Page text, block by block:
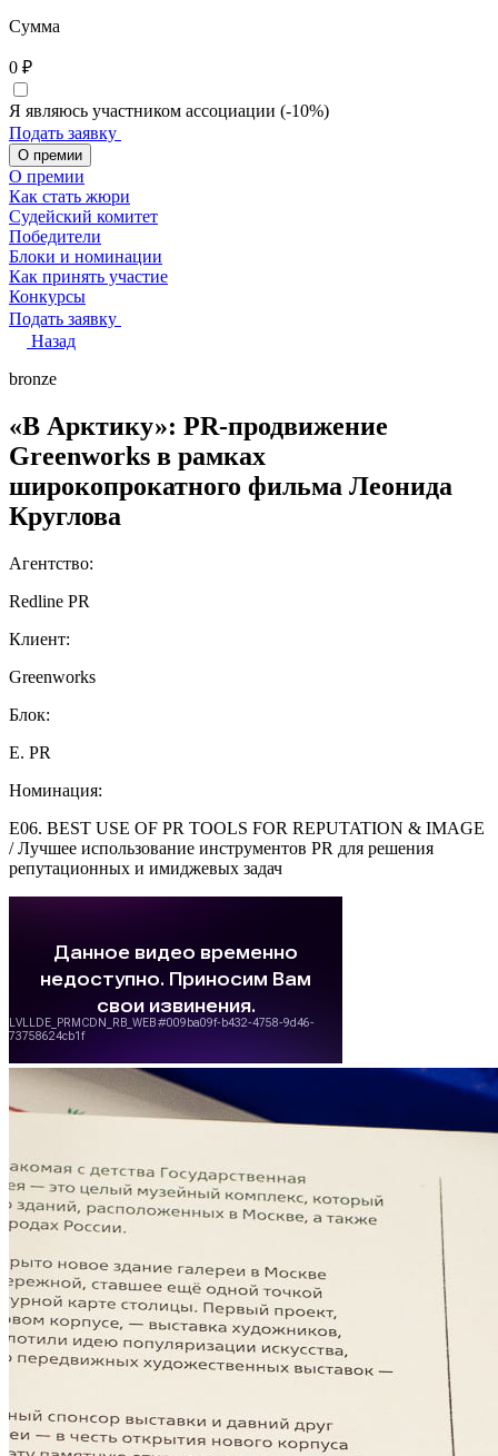
Сумма
0 ₽
Я являюсь участником ассоциации (-10%)
Подать заявку
О премии
О премии
Как стать жюри
Судейский комитет
Победители
Блоки и номинации
Как принять участие
Конкурсы
Подать заявку
Назад
bronze
«В Арктику»: PR-продвижение
Greenworks в рамках
широкопрокатного фильма Леонида
Круглова
Агентство:
Redline PR
Клиент:
Greenworks
Блок:
E. PR
Номинация:
E06. BEST USE OF PR TOOLS FOR REPUTATION & IMAGE
/ Лучшее использование инструментов PR для решения
репутационных и имиджевых задач